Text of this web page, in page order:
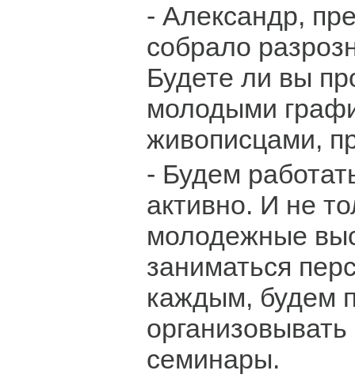
- Александр,
собрало
Будете ли вы
молодыми
живописцами,
- Будем
активно. И не
молодежные
заниматься
каждым, будем
семинары.